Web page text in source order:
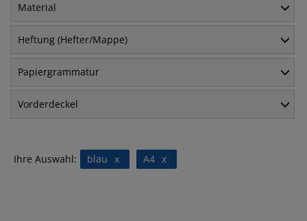
Material
Heftung (Hefter/Mappe)
Papiergrammatur
Vorderdeckel
Ihre Auswahl: x
blau x
A4